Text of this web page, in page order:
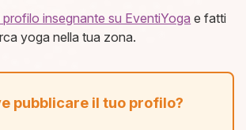
insegnante su EventiYoga e fatti
yoga nella tua zona.
pubblicare il tuo profilo?